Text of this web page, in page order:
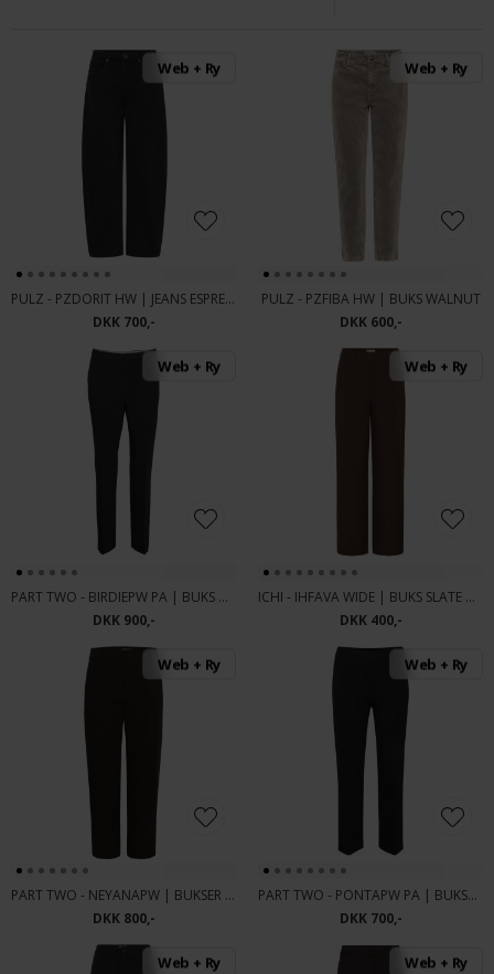
Web + Ry
PULZ - PZDORIT HW | JEANS ESPRESSO
DKK 700,-
Web + Ry
PULZ - PZFIBA HW | BUKS WALNUT
DKK 600,-
Web + Ry
PART TWO - BIRDIEPW PA | BUKS BLACK
DKK 900,-
Web + Ry
ICHI - IHFAVA WIDE | BUKS SLATE BLACK MEL
DKK 400,-
Web + Ry
PART TWO - NEYANAPW | BUKSER MOLE
DKK 800,-
Web + Ry
PART TWO - PONTAPW PA | BUKSER BLACK
DKK 700,-
Web + Ry Web + Ry